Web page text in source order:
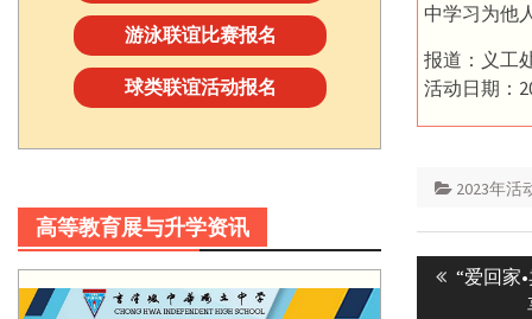
中学习为他
报道：义工
活动日期：
2023年活
Post
Previous
“爱回家
游泳联谊比赛报名
球类联谊活动报名
高等教育展与升学资讯